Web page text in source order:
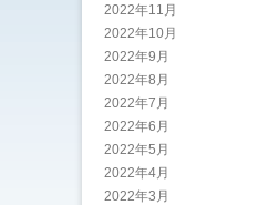
2022年11月
2022年10月
2022年9月
2022年8月
2022年7月
2022年6月
2022年5月
2022年4月
2022年3月